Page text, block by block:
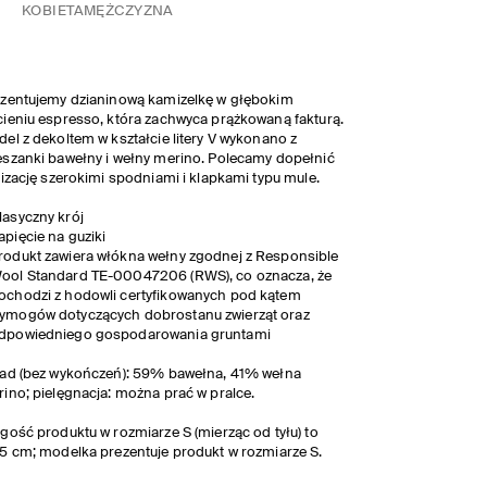
KOBIETA MĘŻCZYZNA
dzianinową kamizelkę w głębokim
espresso, która zachwyca prążkowaną fakturą.
z dekoltem w kształcie litery V wykonano z
bawełny i wełny merino. Polecamy dopełnić
szerokimi spodniami i klapkami typu mule.
krój
na guziki
zawiera włókna wełny zgodnej z Responsible
Standard TE-00047206 (RWS), co oznacza, że
z hodowli certyfikowanych pod kątem
dotyczących dobrostanu zwierząt oraz
gospodarowania gruntami
(bez wykończeń): 59% bawełna, 41% wełna
pielęgnacja: można prać w pralce.
produktu w rozmiarze S (mierząc od tyłu) to
cm; modelka prezentuje produkt w rozmiarze S.